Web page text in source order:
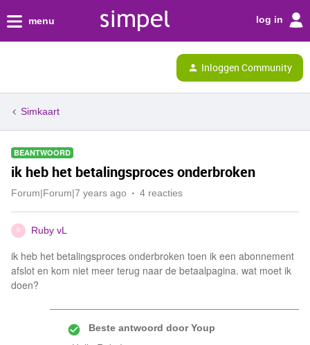
menu log in
Inloggen Community
Simkaart
BEANTWOORD
ik heb het betalingsproces onderbroken
Forum|Forum|7 years ago 4 reacties
R Ruby vL
ik heb het betalingsproces onderbroken toen ik een abonnement
afslot en kom niet meer terug naar de betaalpagina. wat moet ik
doen?
Beste antwoord doorYoup